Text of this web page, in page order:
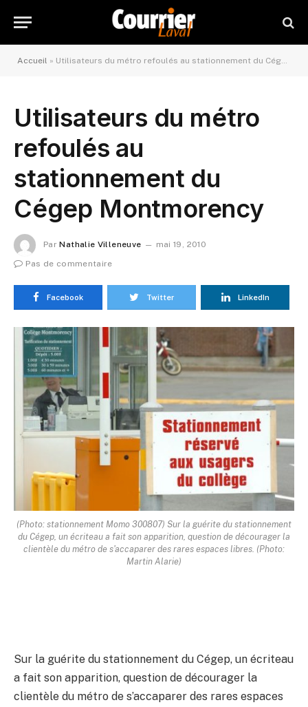
Accueil » Utilisateurs du métro refoulés au stationnement du Cégep Montmorency
Utilisateurs du métro
refoulés au
stationnement du
Cégep Montmorency
Par Nathalie Villeneuve
mai 19, 2010
Pas de commentaire
Facebook Twitter LinkedIn
(Photo: stationnement Momo 300807) Sur la guérite du stationnement
du Cégep, un écriteau a fait son apparition, question de décourager la
clientèle du métro de s'accaparer des rares espaces libres. (Photo:
Martin Alarie)
Sur la guérite du stationnement du Cégep, un écriteau
a fait son apparition, question de décourager la
clientèle du métro de s’accaparer des rares espaces